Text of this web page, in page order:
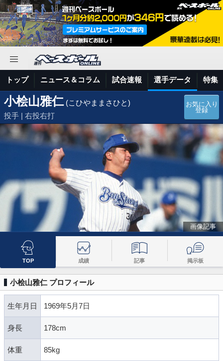
トップ ニュース＆コラム 試合速報 選手データ 特集
小桧山雅仁 (こひやままさひと)
投手 | 右投右打
お気に入り
登録
画像記事
TOP 成績 記事 掲示板
小桧山雅仁 プロフィール
生年月日 1969年5月7日
身長 178cm
体重 85kg